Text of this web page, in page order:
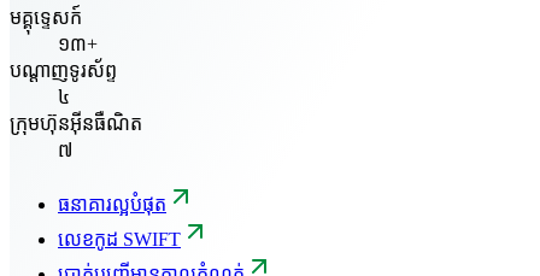
មគ្គុទ្ទេសក៍
១៣+
បណ្តាញទូរស័ព្ទ
៤
ក្រុមហ៊ុនអ៊ីនធឺណិត
៧
ធនាគារល្អបំផុត
លេខកូដ SWIFT